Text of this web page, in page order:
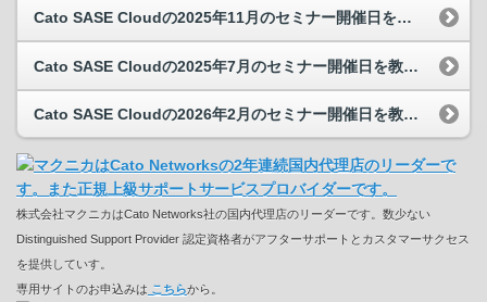
Cato SASE Cloudの2025年11月のセミナー開催日を教えてください。
Cato SASE Cloudの2025年7月のセミナー開催日を教えてください。
Cato SASE Cloudの2026年2月のセミナー開催日を教えてください。
株式会社マクニカはCato Networks社の国内代理店のリーダーです。数少ない
Distinguished Support Provider 認定資格者がアフターサポートとカスタマーサクセス
を提供していす。
専用サイトのお申込みは こちらから。